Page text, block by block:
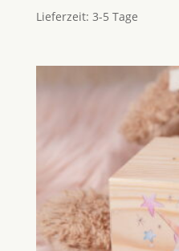
Lieferzeit: 3-5 Tage